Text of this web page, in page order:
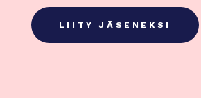
LIITY JÄSENEKSI